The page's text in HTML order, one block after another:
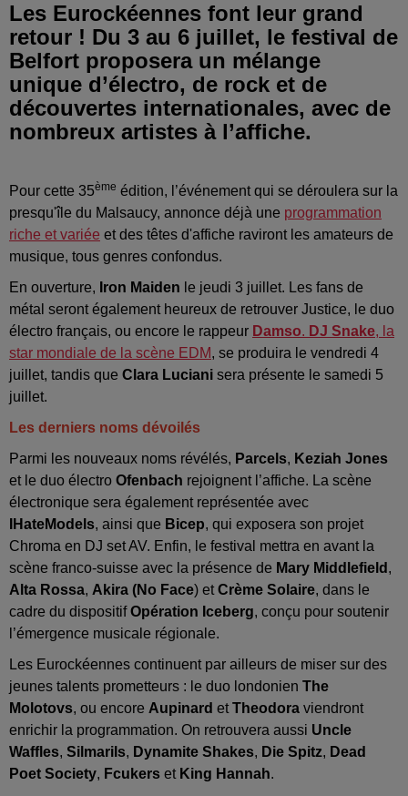
Les Eurockéennes font leur grand
retour ! Du 3 au 6 juillet, le festival de
Belfort proposera un mélange
unique d’électro, de rock et de
découvertes internationales, avec de
nombreux artistes à l’affiche.
Pour cette 35ème édition, l’événement qui se déroulera sur la
presqu'île du Malsaucy, annonce déjà une programmation
riche et variée et des têtes d'affiche raviront les amateurs de
musique, tous genres confondus.
En ouverture, Iron Maiden le jeudi 3 juillet. Les fans de
métal seront également heureux de retrouver Justice, le duo
électro français, ou encore le rappeur Damso. DJ Snake, la
star mondiale de la scène EDM, se produira le vendredi 4
juillet, tandis que Clara Luciani sera présente le samedi 5
juillet.
Les derniers noms dévoilés
Parmi les nouveaux noms révélés, Parcels, Keziah Jones
et le duo électro Ofenbach rejoignent l’affiche. La scène
électronique sera également représentée avec
IHateModels, ainsi que Bicep, qui exposera son projet
Chroma en DJ set AV. Enfin, le festival mettra en avant la
scène franco-suisse avec la présence de Mary Middlefield ,
Alta Rossa, Akira (No Face) etCrème Solaire, dans le
cadre du dispositifOpération Iceberg, conçu pour soutenir
l’émergence musicale régionale.
Les Eurockéennes continuent par ailleurs de miser sur des
jeunes talents prometteurs : le duo londonien The
Molotovs, ou encore Aupinard etTheodora viendront
enrichir la programmation. On retrouvera aussi Uncle
Waffles, Silmarils, Dynamite Shakes, Die Spitz, Dead
Poet Society, Fcukers et King Hannah.